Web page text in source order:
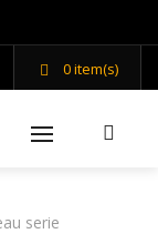
0item(s)
serie